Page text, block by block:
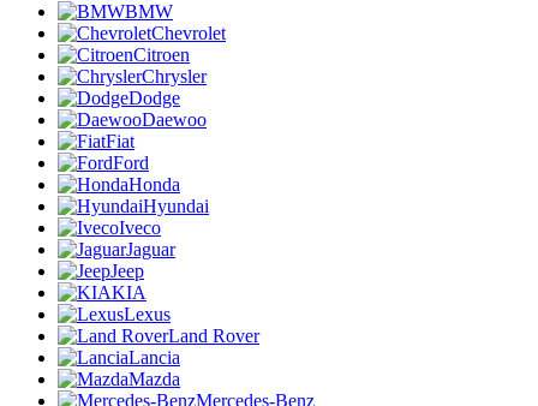
BMW
Chevrolet
Citroen
Chrysler
Dodge
Daewoo
Fiat
Ford
Honda
Hyundai
Iveco
Jaguar
Jeep
KIA
Lexus
Land Rover
Lancia
Mazda
Mercedes-Benz